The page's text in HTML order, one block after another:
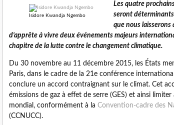
Isidore Kwandja Ngembo
Les quatre
seront déterminants
que nous
d’apprête à vivre deux événements majeurs
chapitre de la lutte contre le changement climatique.
Du 30 novembre au 11 décembre 2015, les États
Paris, dans le cadre de la 21e conférence
conclure un accord contraignant sur le climat. Cet
émissions de gaz à effet de serre (GES) et ainsi
mondial, conformément à la Convention-cadre des
(CCNUCC).